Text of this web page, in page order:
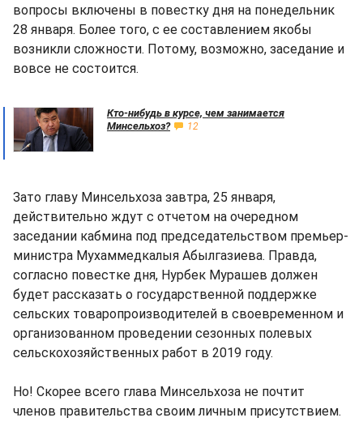
вопросы включены в повестку дня на понедельник
28 января. Более того, с ее составлением якобы
возникли сложности. Потому, возможно, заседание и
вовсе не состоится.
Кто-нибудь в курсе, чем занимается
Минсельхоз?
12
Зато главу Минсельхоза завтра, 25 января,
действительно ждут с отчетом на очередном
заседании кабмина под председательством премьер-
министра Мухаммедкалыя Абылгазиева. Правда,
согласно повестке дня, Нурбек Мурашев должен
будет рассказать о государственной поддержке
сельских товаропроизводителей в своевременном и
организованном проведении сезонных полевых
сельскохозяйственных работ в 2019 году.
Но! Скорее всего глава Минсельхоза не почтит
членов правительства своим личным присутствием.